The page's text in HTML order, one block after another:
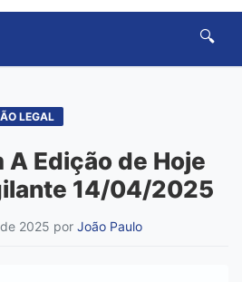
🔍
LEGAL
A Edição de Hoje
14/04/2025
2025 por João Paulo